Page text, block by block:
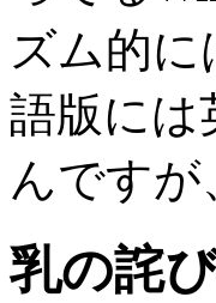
ズム的に
語版には
んです
乳の詫